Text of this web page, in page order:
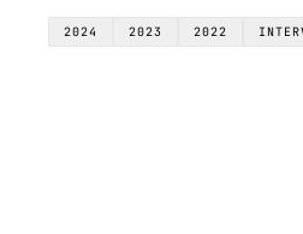
2024 2023 2022